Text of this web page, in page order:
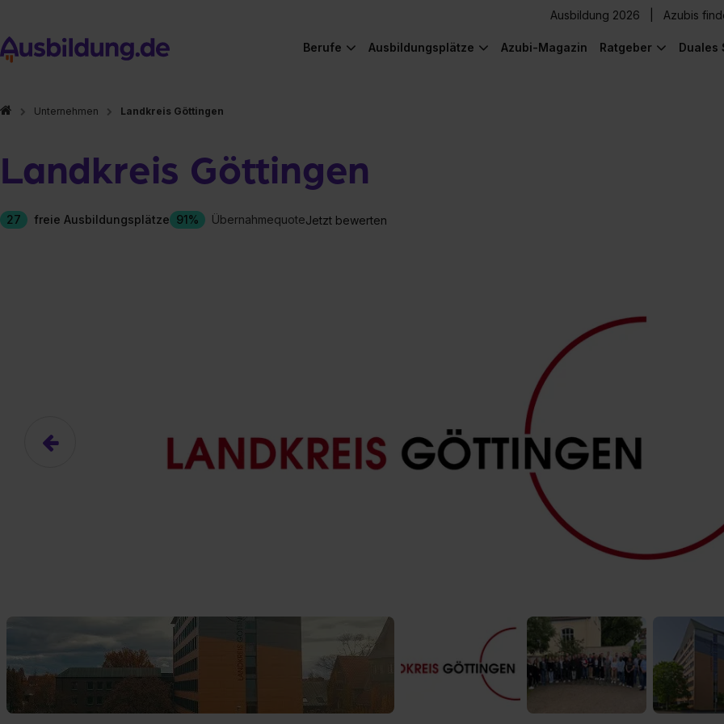
Ausbildung 2026 Azubis
Berufe Ausbildungsplätze Azubi-Magazin Ratgeber Duales
Unternehmen Landkreis Göttingen
Landkreis Göttingen
27 freie Ausbildungsplätze 91% ÜbernahmequoteJetzt bewerten
Das hier ist ein Platzhalter für Video-Content von YouTube. Neugierig? Dann schalte die Inhalte jetzt
Ich bin damit einverstanden, dass mir die externen Inhalte angezeigt werden. Personenbezogene Daten
an Drittplattformen übermittelt werden. Mehr Infos gibt es in derDatenschutzerklärung.